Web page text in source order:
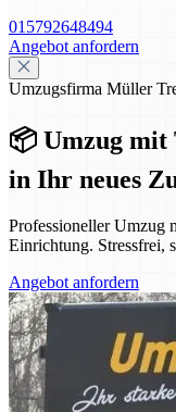
015792648494
Angebot anfordern
Umzugsfirma Müller
📦 Umzug mit
in Ihr neues
Professioneller Umzug
Einrichtung. Stressfrei,
Angebot anfordern